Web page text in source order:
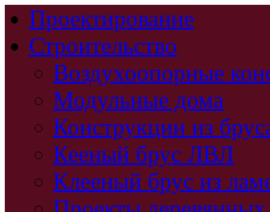
Проектирование
Строительство
Воздухоопорные
Модульные дома
Конструкции из
Кееный брус ЛВЛ
Клееный брус из